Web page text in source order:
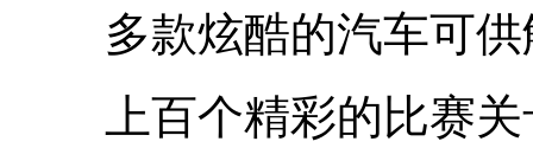
多款炫酷的汽车可
上百个精彩的比赛